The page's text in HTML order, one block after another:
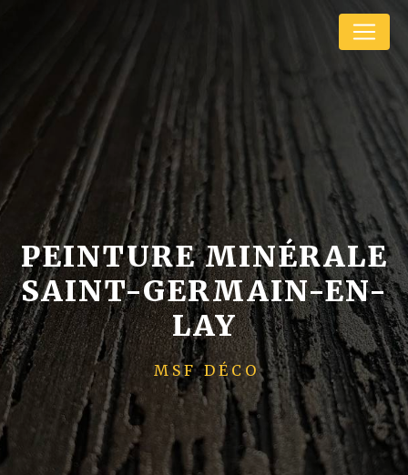
PEINTURE MINÉRALE
SAINT-GERMAIN-EN-
LAY
MSF DÉCO